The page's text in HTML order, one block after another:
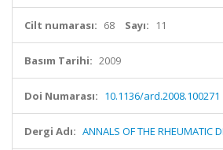
Cilt numarası: 68 Sayı: 11
Basım Tarihi: 2009
Doi Numarası: 10.1136/ard.2008.100271
Dergi Adı: ANNALS OF THE RHEUMATIC